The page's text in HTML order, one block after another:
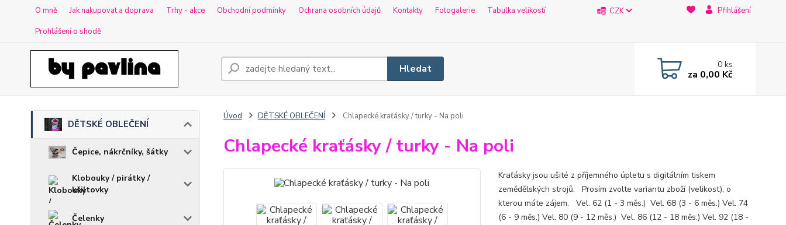
O mně Jak nakupovat a doprava Trhy - akce Obchodní podmínky Ochrana osobních údajů Kontakty Fotogalerie
Tabulka velikostí
Prohlášení o shodě
CZK Přihlášení
Hledat 0ks
za 0,00 Kč
DĚTSKÉ OBLEČENÍ
Čepice, nákrčníky, šátky
Klobouky / pirátky /
kšiltovky
Čelenky
Úvod DĚTSKÉ OBLEČENÍ Chlapecké kraťásky / turky - Na poli
Chlapecké kraťásky / turky - Na poli
Kraťásky jsou ušité z příjemného úpletu s digitálním tiskem
zemědělských strojů. Prosím zvolte variantu zboží (velikost), o
kterou máte zájem. Vel. 62 (1 - 3 měs.) Vel. 68 (3 - 6 měs.) Vel. 74
(6 - 9 měs.) Vel. 80 (9 - 12 měs.) Vel. 86 (12 - 18 měs.) Vel. 92 (18 -